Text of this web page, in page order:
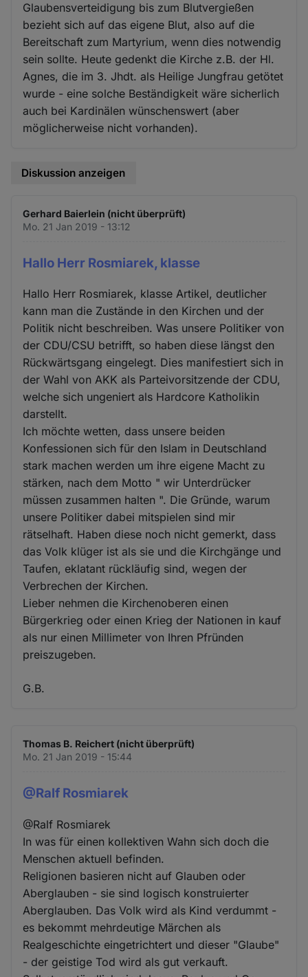
Glaubensverteidigung bis zum Blutvergießen
bezieht sich auf das eigene Blut, also auf die
Bereitschaft zum Martyrium, wenn dies notwendig
sein sollte. Heute gedenkt die Kirche z.B. der Hl.
Agnes, die im 3. Jhdt. als Heilige Jungfrau getötet
wurde - eine solche Beständigkeit wäre sicherlich
auch bei Kardinälen wünschenswert (aber
möglicherweise nicht vorhanden).
Diskussion anzeigen
Gerhard Baierlein (nicht überprüft)
Mo. 21 Jan 2019 - 13:12
Hallo Herr Rosmiarek, klasse
Hallo Herr Rosmiarek, klasse Artikel, deutlicher
kann man die Zustände in den Kirchen und der
Politik nicht beschreiben. Was unsere Politiker von
der CDU/CSU betrifft, so haben diese längst den
Rückwärtsgang eingelegt. Dies manifestiert sich in
der Wahl von AKK als Parteivorsitzende der CDU,
welche sich ungeniert als Hardcore Katholikin
darstellt.
Ich möchte wetten, dass unsere beiden
Konfessionen sich für den Islam in Deutschland
stark machen werden um ihre eigene Macht zu
stärken, nach dem Motto " wir Unterdrücker
müssen zusammen halten ". Die Gründe, warum
unsere Politiker dabei mitspielen sind mir
rätselhaft. Haben diese noch nicht gemerkt, dass
das Volk klüger ist als sie und die Kirchgänge und
Taufen, eklatant rückläufig sind, wegen der
Verbrechen der Kirchen.
Lieber nehmen die Kirchenoberen einen
Bürgerkrieg oder einen Krieg der Nationen in kauf
als nur einen Millimeter von Ihren Pfründen
preiszugeben.
G.B.
Thomas B. Reichert (nicht überprüft)
Mo. 21 Jan 2019 - 15:44
@Ralf Rosmiarek
@Ralf Rosmiarek
In was für einen kollektiven Wahn sich doch die
Menschen aktuell befinden.
Religionen basieren nicht auf Glauben oder
Aberglauben - sie sind logisch konstruierter
Aberglauben. Das Volk wird als Kind verdummt -
es bekommt mehrdeutige Märchen als
Realgeschichte eingetrichtert und dieser "Glaube"
- der geistige Tod wird als gut verkauft.